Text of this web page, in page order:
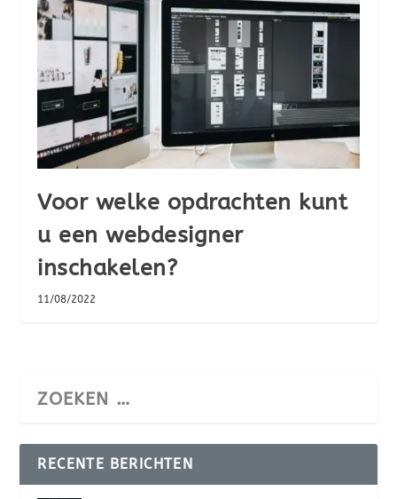
Voor welke opdrachten kunt
u een webdesigner
inschakelen?
11/08/2022
RECENTE BERICHTEN